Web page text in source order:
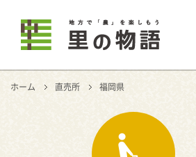
ホーム 直売所 福岡県